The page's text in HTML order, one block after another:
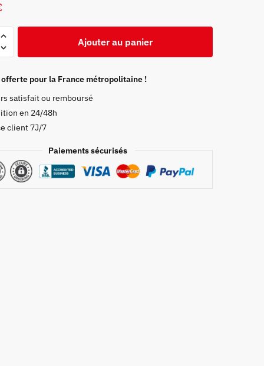
Ajouter au panier
pour la France métropolitaine !
satisfait ou remboursé
en 24/48h
client 7J/7
Paiements sécurisés